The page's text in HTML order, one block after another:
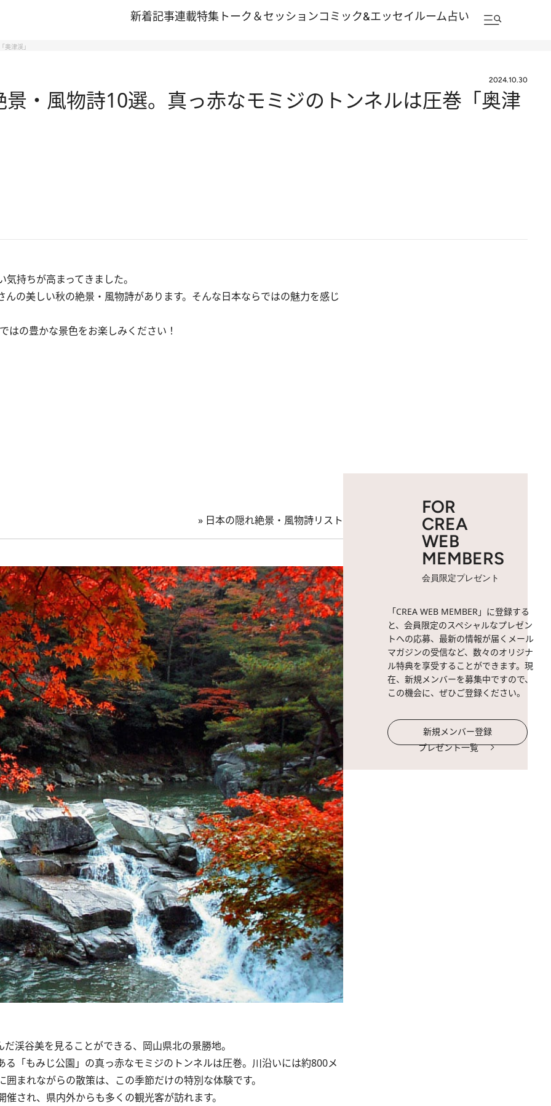
新着記事連載特集 トーク＆セッションコミック&エッセイルーム占い
奥津渓」
2024.10.30
・風物詩10選。真っ赤なモミジのトンネルは圧巻「奥津
持ちが高まってきました。
の美しい秋の絶景・風物詩があります。そんな日本ならではの魅力を感じ
の豊かな景色をお楽しみください！
» 日本の隠れ絶景・風物詩リスト
渓谷美を見ることができる、岡山県北の景勝地。
「もみじ公園」の真っ赤なモミジのトンネルは圧巻。川沿いには約800メ
まれながらの散策は、この季節だけの特別な体験です。
され、県内外からも多くの観光客が訪れます。
FOR
CREA
WEB
MEMBERS
会員限定プレゼント
「CREA WEB MEMBER」に登録する
と、会員限定のスペシャルなプレゼン
トへの応募、最新の情報が届くメール
マガジンの受信など、数々のオリジナ
ル特典を享受することができます。現
在、新規メンバーを募集中ですので、
この機会に、ぜひご登録ください。
新規メンバー登録
プレゼント一覧